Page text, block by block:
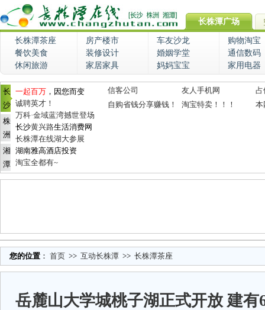
长株潭广场
长株潭茶座 房产楼市 车友沙龙
购物淘宝
餐饮美食
装修设计 婚姻学堂
通信数码
休闲旅游
家居家具 妈妈宝宝 家用电器
长
沙
株
洲
湘
潭
一起百万 ，因您而变
诚聘英才！
万科·金域蓝湾撼世登场
长沙黄兴路生活消费网
长株潭在线湖大参展
湖南雅高酒店投资
淘宝全都有~
信客公司 友人手机网
占
自购省钱分享赚钱！
淘宝特卖！！！ 本
您的位置 ： 首页 >> 互动长株潭 >> 长株潭茶座
岳麓山大学城桃子湖正式开放 建有